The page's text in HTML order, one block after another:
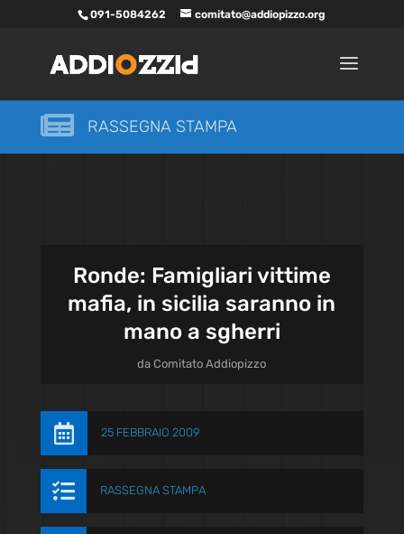
091-5084262 comitato@addiopizzo.org
 RASSEGNA STAMPA
Ronde: Famigliari vittime
mafia, in sicilia saranno in
mano a sgherri
daComitato Addiopizzo
 25 FEBBRAIO 2009
 RASSEGNA STAMPA